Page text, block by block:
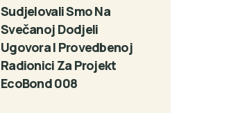
Sudjelovali Smo Na
Svečanoj Dodjeli
Ugovora I Provedbenoj
Radionici Za Projekt
EcoBond 008